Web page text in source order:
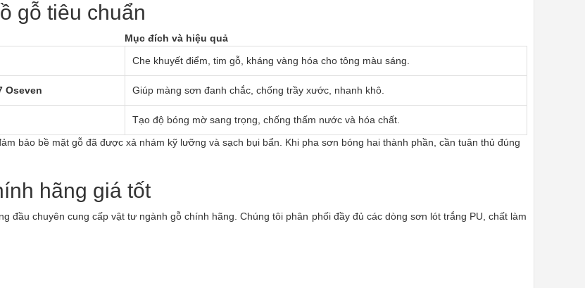
gỗ tiêu chuẩn
Mục đích và hiệu quả
Che khuyết điểm, tim gỗ, kháng vàng hóa cho tông màu sáng.
Oseven Giúp màng sơn đanh chắc, chống trầy xước, nhanh khô.
Tạo độ bóng mờ sang trọng, chống thấm nước và hóa chất.
bảo bề mặt gỗ đã được xả nhám kỹ lưỡng và sạch bụi bẩn. Khi pha sơn bóng hai thành phần, cần tuân thủ đúng
hãng giá tốt
đầu chuyên cung cấp vật tư ngành gỗ chính hãng. Chúng tôi phân phối đầy đủ các dòng sơn lót trắng PU, chất làm